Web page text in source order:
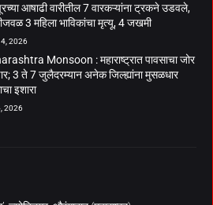
आषाढी वारीतील 7 वारकऱ्यांना ट्रकने उडवले,
3 महिला भाविकांचा मृत्यू, 4 जखमी
2026
Monsoon : महाराष्ट्रात पावसाचा जोर
3 ते 7 जुलैदरम्यान अनेक जिल्ह्यांना मुसळधार
इशारा
2026